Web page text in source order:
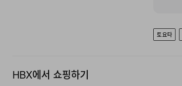
토요타
HBX에서 쇼핑하기